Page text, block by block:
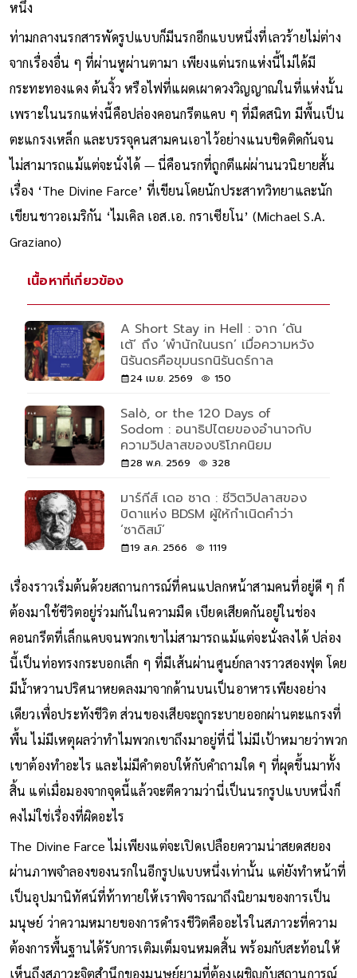
หนึ่ง
ท่ามกลางนรกสารพัดรูปแบบก็มีนรกอีกแบบหนึ่งที่เลวร้ายไม่ต่าง
จากเรื่องอื่น ๆ ที่ผ่านหูผ่านตามา เพียงแต่นรกแห่งนี้ไม่ได้มี
กระทะทองแดง ต้นงิ้ว หรือไฟที่แผดเผาดวงวิญญาณในที่แห่งนั้น
เพราะในนรกแห่งนี้คือปล่องคอนกรีตแคบ ๆ ที่มืดสนิท มีพื้นเป็น
ตะแกรงเหล็ก และบรรจุคนสามคนเอาไว้อย่างแนบชิดติดกันจน
ไม่สามารถแม้แต่จะนั่งได้ — นี่คือนรกที่ถูกตีแผ่ผ่านนวนิยายสั้น
เรื่อง ‘The Divine Farce’ ที่เขียนโดยนักประสาทวิทยาและนัก
เขียนชาวอเมริกัน ‘ไมเคิล เอส.เอ. กราเซียโน’ (Michael S.A.
เนื้อหาที่เกี่ยวข้อง
A Short Stay in Hell : จาก ‘ดัน
เต้’ ถึง ‘พำนักในนรก’ เมื่อความหวัง
นิรันดรคือขุมนรกนิรันดร์กาล
Salò, or the 120 Days of
Sodom : อนาธิปไตยของอำนาจกับ
ความวิปลาสของบริโภคนิยม
มาร์กีส์ เดอ ซาด : ชีวิตวิปลาสของ
บิดาแห่ง BDSM ผู้ให้กำเนิดคำว่า
‘ซาดิสม์’
เรื่องราวเริ่มต้นด้วยสถานการณ์ที่คนแปลกหน้าสามคนที่อยู่ดี ๆ ก็
ต้องมาใช้ชีวิตอยู่ร่วมกันในความมืด เบียดเสียดกันอยู่ในช่อง
คอนกรีตที่เล็กแคบจนพวกเขาไม่สามารถแม้แต่จะนั่งลงได้ ปล่อง
นี้เป็นท่อทรงกระบอกเล็ก ๆ ที่มีเส้นผ่านศูนย์กลางราวสองฟุต โดย
มีน้ำหวานปริศนาหยดลงมาจากด้านบนเป็นอาหารเพียงอย่าง
เดียวเพื่อประทังชีวิต ส่วนของเสียจะถูกระบายออกผ่านตะแกรงที่
พื้น ไม่มีเหตุผลว่าทำไมพวกเขาถึงมาอยู่ที่นี่ ไม่มีเป้าหมายว่าพวก
เขาต้องทำอะไร และไม่มีคำตอบให้กับคำถามใด ๆ ที่ผุดขึ้นมาทั้ง
สิ้น แต่เมื่อมองจากจุดนี้แล้วจะตีความว่านี่เป็นนรกรูปแบบหนึ่งก็
คงไม่ใช่เรื่องที่ผิดอะไร
The Divine Farce ไม่เพียงแต่จะเปิดเปลือยความน่าสยดสยอง
ผ่านภาพจำลองของนรกในอีกรูปแบบหนึ่งเท่านั้น แต่ยังทำหน้าที่
เป็นอุปมานิทัศน์ที่ท้าทายให้เราพิจารณาถึงนิยามของการเป็น
มนุษย์ ว่าความหมายของการดำรงชีวิตคืออะไรในสภาวะที่ความ
ต้องการพื้นฐานได้รับการเติมเต็มจนหมดสิ้น พร้อมกับสะท้อนให้